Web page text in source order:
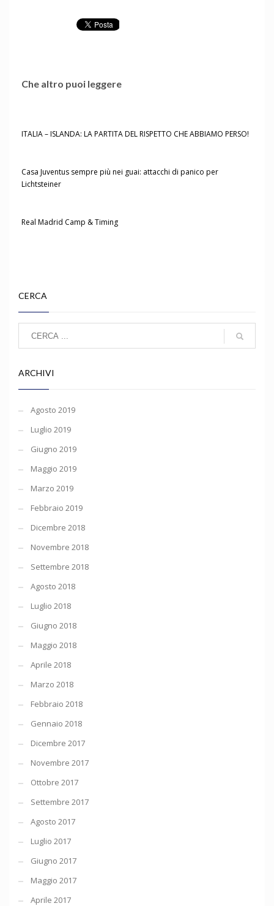
Che altro puoi leggere
ITALIA – ISLANDA: LA PARTITA DEL RISPETTO CHE ABBIAMO PERSO!
Casa Juventus sempre più nei guai: attacchi di panico per
Lichtsteiner
Real Madrid Camp & Timing
CERCA
ARCHIVI
Agosto 2019
Luglio 2019
Giugno 2019
Maggio 2019
Marzo 2019
Febbraio 2019
Dicembre 2018
Novembre 2018
Settembre 2018
Agosto 2018
Luglio 2018
Giugno 2018
Maggio 2018
Aprile 2018
Marzo 2018
Febbraio 2018
Gennaio 2018
Dicembre 2017
Novembre 2017
Ottobre 2017
Settembre 2017
Agosto 2017
Luglio 2017
Giugno 2017
Maggio 2017
Aprile 2017